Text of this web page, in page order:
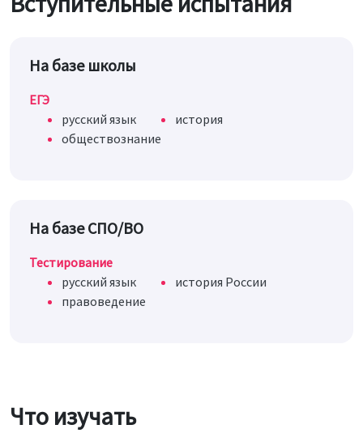
На базе школы
ЕГЭ
русский язык
история
обществознание
На базе СПО/ВО
Тестирование
русский язык
история России
правоведение
Что изучать